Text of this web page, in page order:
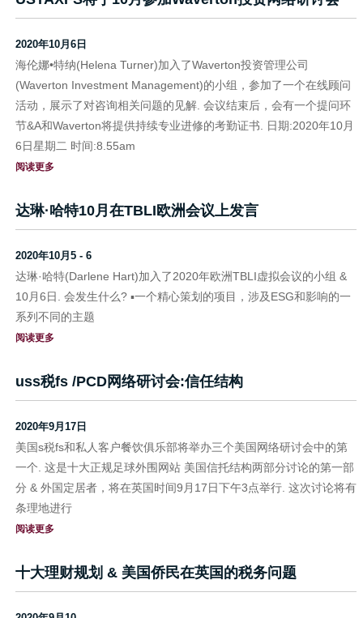
2020年10月6日
海伦娜•特纳(Helena Turner)加入了Waverton投资管理公司
(Waverton Investment Management)的小组，参加了一个在线顾问
活动，展示了对咨询相关问题的见解. 会议结束后，会有一个提问环
节&A和Waverton将提供持续专业进修的考勤证书. 日期:2020年10月
6日星期二 时间:8.55am
阅读更多
达琳·哈特10月在TBLI欧洲会议上发言
2020年10月5 - 6
达琳·哈特(Darlene Hart)加入了2020年欧洲TBLI虚拟会议的小组 &
10月6日. 会发生什么? ▪一个精心策划的项目，涉及ESG和影响的一
系列不同的主题
阅读更多
uss税fs /PCD网络研讨会:信任结构
2020年9月17日
美国s税fs和私人客户餐饮俱乐部将举办三个美国网络研讨会中的第
一个. 这是十大正规足球外围网站 美国信托结构两部分讨论的第一部
分 & 外国定居者，将在英国时间9月17日下午3点举行. 这次讨论将有
条理地进行
阅读更多
十大理财规划 & 美国侨民在英国的税务问题